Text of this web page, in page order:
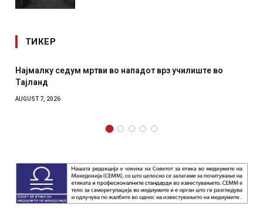
ТИКЕР
Најмалку седум мртви во нападот врз училиште во
Тајланд
AUGUST 7, 2026